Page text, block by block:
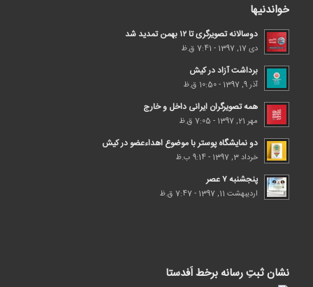
خواندنیها
دوسالانه تصویرگری تا ۱۲ بهمن تمدید شد
دی 17, 1397 - 7:41 ق.ظ
برداشت آزاد در کیش
آذر 9, 1397 - 10:50 ق.ظ
همه تصویرگران ایرانی داخل و خارج
مهر 21, 1397 - 7:05 ق.ظ
دو نمایشگاه پوستر با موضوع اهداء‌عضو در کیش
خرداد 3, 1397 - 9:14 ب.ظ
پنجشنبه ۷ عصر
اردیبهشت 11, 1397 - 7:47 ق.ظ
نشان ثبتِ رسانه برخط اَفدستا